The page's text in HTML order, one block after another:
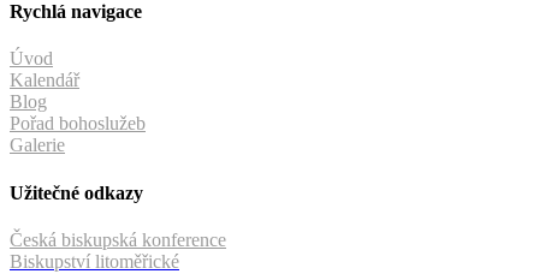
Rychlá navigace
Úvod
Kalendář
Blog
Pořad bohoslužeb
Galerie
Užitečné odkazy
Česká biskupská konference
Biskupství litoměřické